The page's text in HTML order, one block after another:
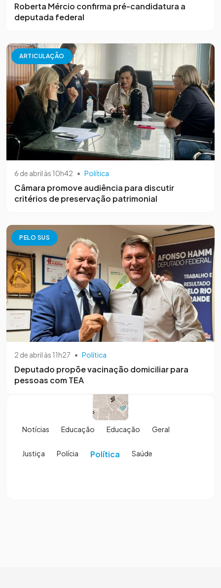
Roberta Mércio confirma pré-candidatura a
deputada federal
ARTICULAÇÃO
6 de abril às 10h42 • Política
Câmara promove audiência para discutir
critérios de preservação patrimonial
PELO SUS
2 de abril às 11h27 • Política
Deputado propõe vacinação domiciliar para
pessoas com TEA
Notícias Educação Educação Geral
Justiça Polícia Política Saúde